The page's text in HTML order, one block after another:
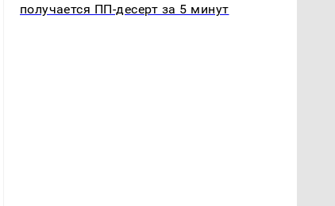
получается ПП-десерт за 5 минут